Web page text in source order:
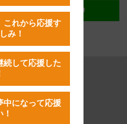
はこちら
これから応援す
み！
続して応援した
中になって応援
！